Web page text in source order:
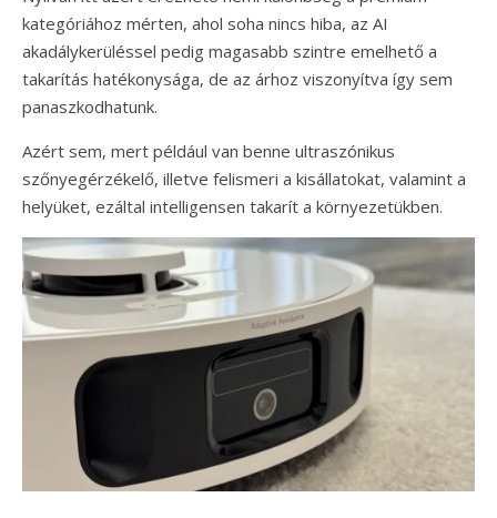
kategóriához mérten, ahol soha nincs hiba, az AI
akadálykerüléssel pedig magasabb szintre emelhető a
takarítás hatékonysága, de az árhoz viszonyítva így sem
panaszkodhatunk.
Azért sem, mert például van benne ultraszónikus
szőnyegérzékelő, illetve felismeri a kisállatokat, valamint a
helyüket, ezáltal intelligensen takarít a környezetükben.